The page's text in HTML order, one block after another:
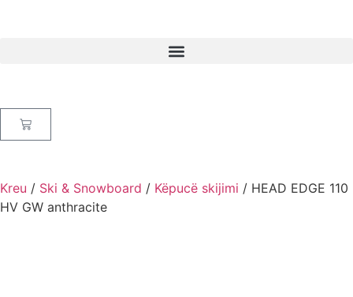
Kreu / Ski & Snowboard / Këpucë skijimi / HEAD EDGE 110
HV GW anthracite